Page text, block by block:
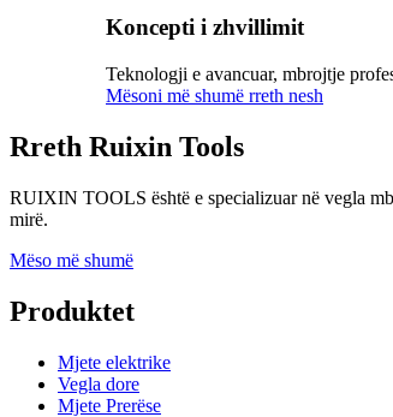
Koncepti i zhvillimit
Teknologji e avancuar, mbrojtje
Mësoni më shumë rreth nesh
Rreth Ruixin Tools
RUIXIN TOOLS është e specializuar në vegla
mirë.
Mëso më shumë
Produktet
Mjete elektrike
Vegla dore
Mjete Prerëse